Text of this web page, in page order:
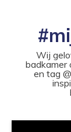
Wij
badkamer
en tag